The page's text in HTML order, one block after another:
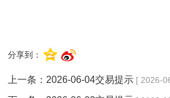
分享到：
上一条： 2026-06-04交易提示 [ 2026-